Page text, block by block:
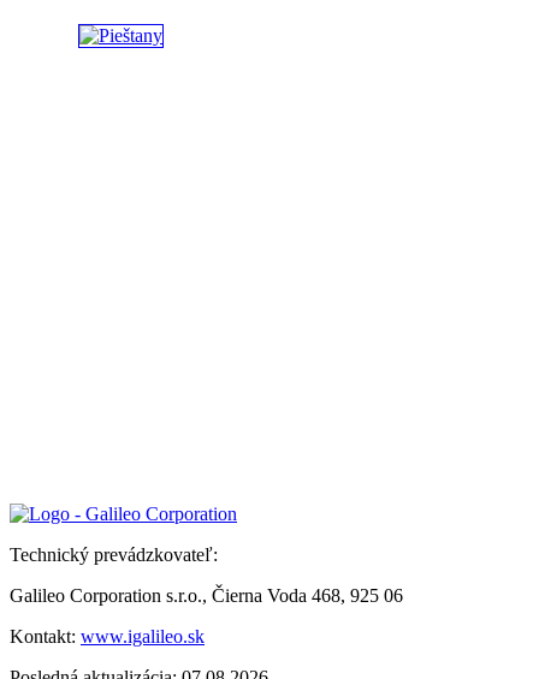
Technický prevádzkovateľ:
Galileo Corporation s.r.o., Čierna Voda 468, 925 06
Kontakt: www.igalileo.sk